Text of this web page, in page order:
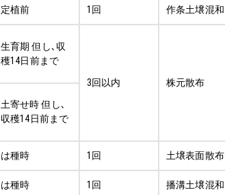
定植前 1回 作条土壌混和
生育期 但し､収
穫14日前まで
3回以内
株元散布
土寄せ時 但し､
収穫14日前まで
は種時 1回 土壌表面散布
は種時 1回 播溝土壌混和